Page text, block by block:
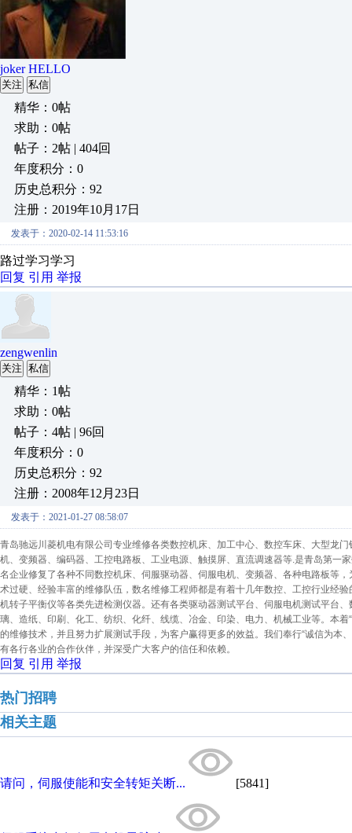
joker HELLO
关注 私信
精华：0帖
求助：0帖
帖子：2帖 | 404回
年度积分：0
历史总积分：92
注册：2019年10月17日
发表于：2020-02-14 11:53:16
路过学习学习
回复 引用 举报
zengwenlin
关注 私信
精华：1帖
求助：0帖
帖子：4帖 | 96回
年度积分：0
历史总积分：92
注册：2008年12月23日
发表于：2021-01-27 08:58:07
青岛驰远川菱机电有限公司专业维修各类数控机床、加工中心、数控车床、大型龙
机、变频器、编码器、工控电路板、工业电源、触摸屏、直流调速器等.是青岛第一
名企业修复了各种不同数控机床、伺服驱动器、伺服电机、变频器、各种电路板等
术过硬、经验丰富的维修队伍，数名维修工程师都是有着十几年数控、工控行业经
机转子平衡仪等各类先进检测仪器。还有各类驱动器测试平台、伺服电机测试平台
璃、造纸、印刷、化工、纺织、化纤、线缆、冶金、印染、电力、机械工业等。本
的维修技术，并且努力扩展测试手段，为客户赢得更多的效益。我们奉行“诚信为本
有各行各业的合作伙伴，并深受广大客户的信任和依赖。
回复 引用 举报
热门招聘
相关主题
请问，伺服使能和安全转矩关断... [5841]